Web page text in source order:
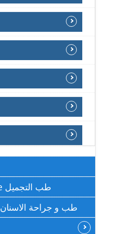
Medecins Esthétique طب التجميل
Médecins Dentistes طب و جراحة الاسنان